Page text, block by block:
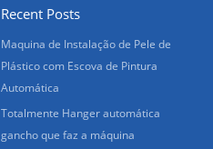
Recent Posts
Maquina de Instalação de Pele de
Plástico com Escova de Pintura
Automática
Totalmente Hanger automática
gancho que faz a máquina